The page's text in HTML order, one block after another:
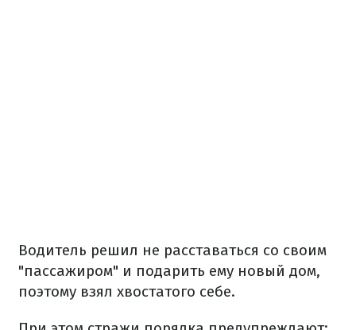
Водитель решил не расставаться со своим
"пассажиром" и подарить ему новый дом,
поэтому взял хвостатого себе.